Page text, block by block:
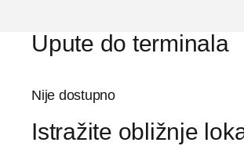
Upute do terminala
Nije dostupno
Istražite obližnje